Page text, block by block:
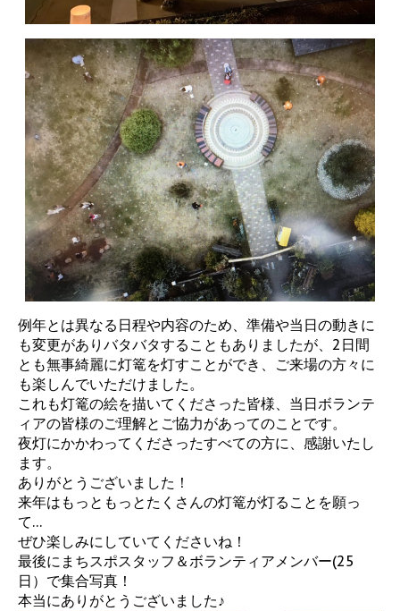
例年とは異なる日程や内容のため、準備や当日の動きに
も変更がありバタバタすることもありましたが、2日間
とも無事綺麗に灯篭を灯すことができ、ご来場の方々に
も楽しんでいただけました。
これも灯篭の絵を描いてくださった皆様、当日ボランテ
ィアの皆様のご理解とご協力があってのことです。
夜灯にかかわってくださったすべての方に、感謝いたし
ます。
ありがとうございました！
来年はもっともっとたくさんの灯篭が灯ることを願っ
て…
ぜひ楽しみにしていてくださいね！
最後にまちスポスタッフ＆ボランティアメンバー(25
日）で集合写真！
本当にありがとうございました♪